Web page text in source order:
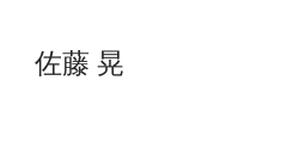
佐藤 晃